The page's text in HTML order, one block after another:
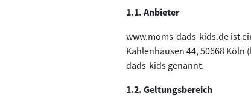
1.1. Anbieter
www.moms-dads-kids.de ist
Kahlenhausen 44, 50668
dads-kids genannt.
1.2. Geltungsbereich